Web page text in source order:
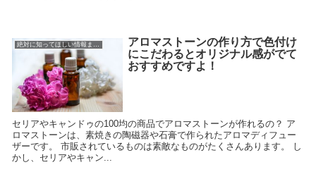
アロマストーンの作り方で色付け
にこだわるとオリジナル感がでて
おすすめですよ！
セリアやキャンドゥの100均の商品でアロマストーンが作れるの？ ア
ロマストーンは、素焼きの陶磁器や石膏で作られたアロマディフュー
ザーです。 市販されているものは素敵なものがたくさんあります。 し
かし、セリアやキャン...